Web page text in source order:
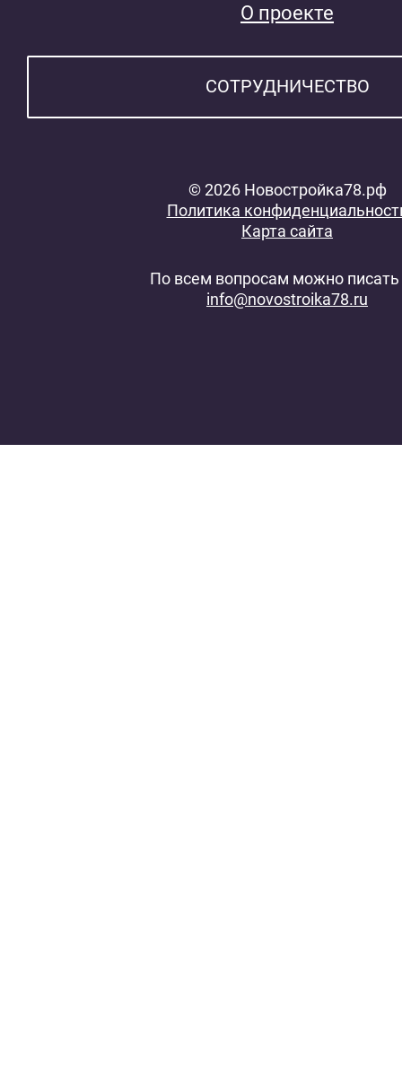
О проекте
СОТРУДНИЧЕСТВО
© 2026 Новостройка78.рф
Политика
Карта сайта
По всем вопросам можно писать
info@novostroika78.ru